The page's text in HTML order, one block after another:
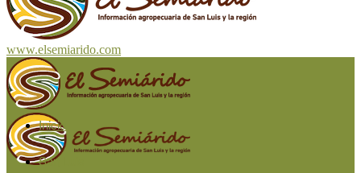
www.elsemiarido.com
Inicio
San Luis